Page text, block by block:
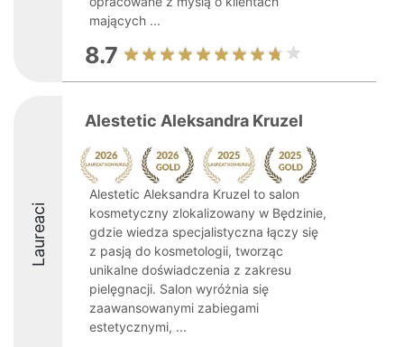
mających ...
8.7
Laureaci
Alestetic Aleksandra Kruzel
Alestetic Aleksandra Kruzel to salon
kosmetyczny zlokalizowany w Będzinie,
gdzie wiedza specjalistyczna łączy się
z pasją do kosmetologii, tworząc
unikalne doświadczenia z zakresu
pielęgnacji. Salon wyróżnia się
zaawansowanymi zabiegami
estetycznymi, ...